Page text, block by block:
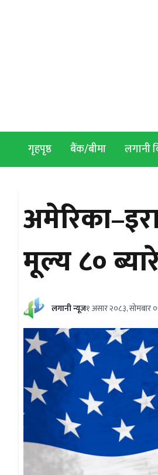
गृहपृष्ठ बैंक/बीमा लगानी
मूल्य ८०
लगानी न्यूज१ असार २०८३, सोमबार